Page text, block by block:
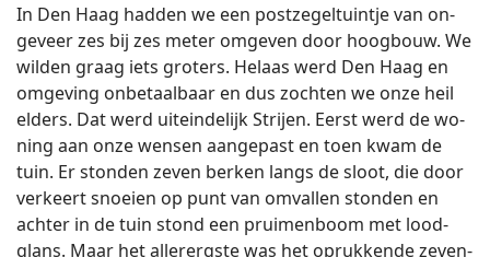
In Den Haag had­den we een post­ze­gel­tuin­tje van on­
ge­veer zes bij zes meter om­ge­ven door hoog­bouw. We
wil­den graag iets gro­ters. He­laas werd Den Haag en
om­ge­ving on­be­taal­baar en dus zoch­ten we onze heil
el­ders. Dat werd uit­ein­de­lijk Strij­en. Eerst werd de wo­
ning aan onze wen­sen aan­ge­past en toen kwam de
tuin. Er ston­den zeven ber­ken langs de sloot, die door
ver­keert snoei­en op punt van om­val­len ston­den en
ach­ter in de tuin stond een prui­men­boom met lood­
glans. Maar het al­ler­erg­ste was het op­ruk­ken­de ze­ven­